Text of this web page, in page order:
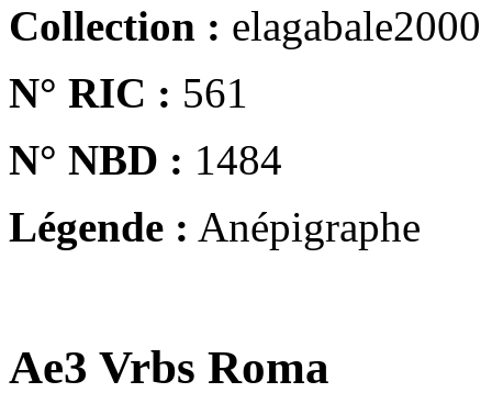
Collection : elagabale2000
N° RIC : 561
N° NBD : 1484
Légende : Anépigraphe
Ae3 Vrbs Roma